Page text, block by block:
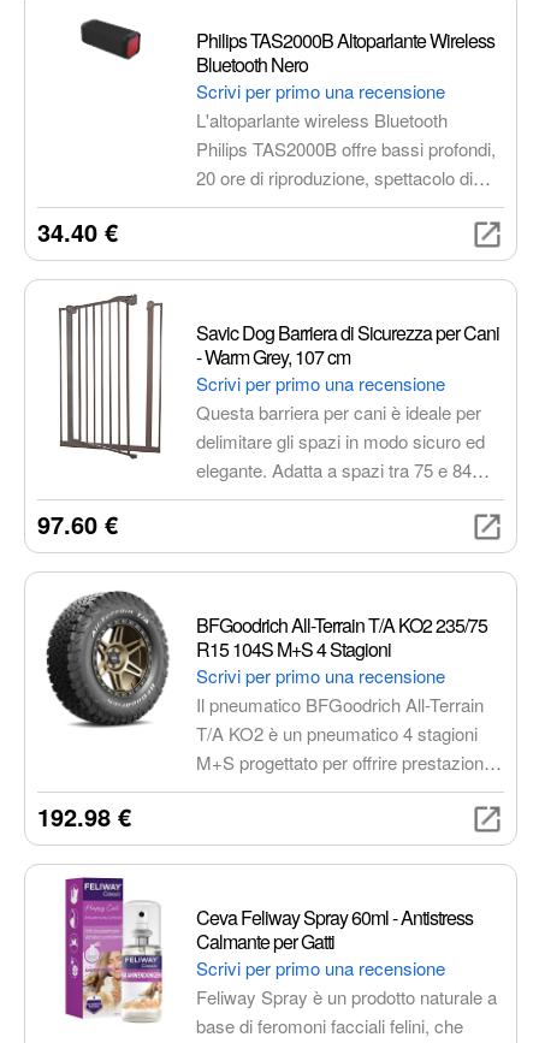
bidirezionale.
Philips TAS2000B Altoparlante Wireless
Bluetooth Nero
Scrivi per primo una recensione
L'altoparlante wireless Bluetooth
Philips TAS2000B offre bassi profondi,
20 ore di riproduzione, spettacolo di
luci LED sincronizzato, connettività
impermeabilità IPX5 e un design
34.40 €
Savic Dog Barriera di Sicurezza per Cani
- Warm Grey, 107 cm
Scrivi per primo una recensione
Questa barriera per cani è ideale per
delimitare gli spazi in modo sicuro ed
elegante. Adatta a spazi tra 75 e 84
cm, con un'altezza di 107 cm, si
installa facilmente senza fori grazie al
sistema di fissaggio a pressione. Il
si integra perfettamente in ogni
ambiente.
97.60 €
BFGoodrich All-Terrain T/A KO2 235/75
R15 104S M+S 4 Stagioni
Scrivi per primo una recensione
Il pneumatico BFGoodrich All-Terrain
T/A KO2 è un pneumatico 4 stagioni
M+S progettato per offrire prestazioni
eccezionali su strada e in fuoristrada.
Grazie alla sua tecnologia CoreGard e
al battistrada aggressivo, garantisce
Omologato per l'uso invernale
(3PMSF).
192.98 €
Ceva Feliway Spray 60ml - Antistress
Calmante per Gatti
Scrivi per primo una recensione
Feliway Spray è un prodotto naturale a
base di feromoni facciali felini, che